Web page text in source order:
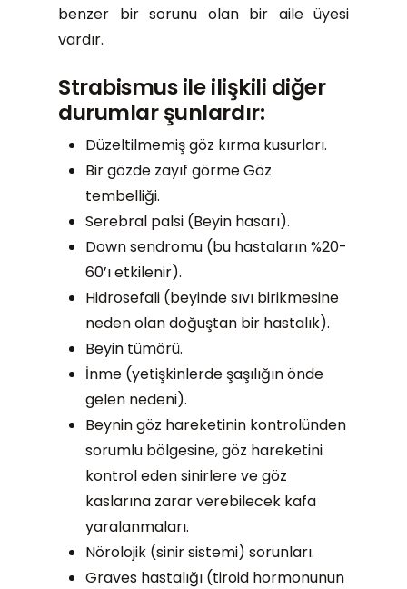
benzer bir sorunu olan bir aile üyesi
vardır.
Strabismusile ilişkili diğer
durumlar şunlardır:
Düzeltilmemiş göz kırma kusurları.
Bir gözde zayıf görme Göz
tembelliği.
Serebral palsi (Beyin hasarı).
Down sendromu (bu hastaların %20-
60’ı etkilenir).
Hidrosefali (beyinde sıvı birikmesine
neden olan doğuştan bir hastalık).
Beyin tümörü.
İnme (yetişkinlerde şaşılığın önde
gelen nedeni).
Beynin göz hareketinin kontrolünden
sorumlu bölgesine, göz hareketini
kontrol eden sinirlere ve göz
kaslarına zarar verebilecek kafa
yaralanmaları.
Nörolojik (sinir sistemi) sorunları.
Graves hastalığı (tiroid hormonunun